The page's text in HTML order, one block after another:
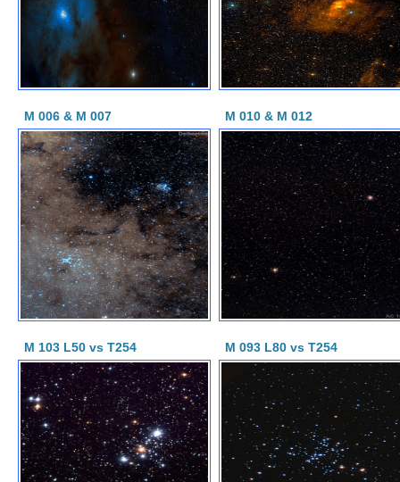
M 006 & M 007 M 010 & M 012
M 103 L50 vs T254 M 093 L80 vs T254